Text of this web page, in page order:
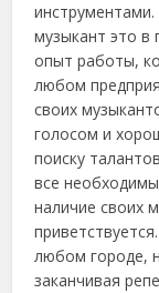
музыкант это в
опыт работы,
любом
своих
голосом и
поиску
все
наличие своих
любом городе,
заканчивая